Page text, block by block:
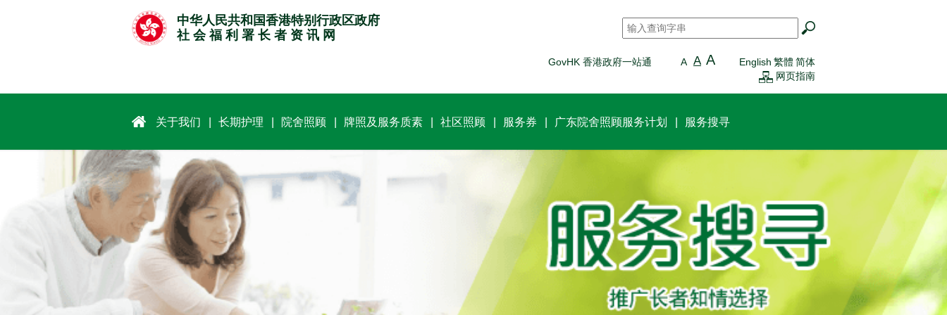
中华人民共和国香港特别行政区政府
社 会 福 利 署 长 者 资 讯 网
搜寻 *
GovHK 香港政府一站通 A A A English 繁體 简体
网页指南
关于我们 长期护理 院舍照顾 牌照及服务质素 社区照顾 服务券 广东院舍照顾服务计划 服务搜寻